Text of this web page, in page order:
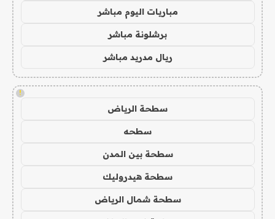
مباريات اليوم مباشر
برشلونة مباشر
ريال مدريد مباشر
!
سطحة الرياض
سطحه
سطحة بين المدن
سطحة هيدروليك
سطحة شمال الرياض